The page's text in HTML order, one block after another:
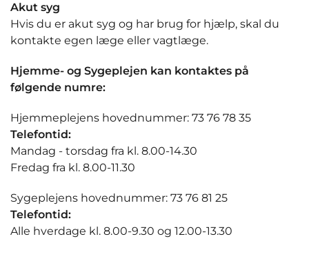
Akut syg
Hvis du er akut syg og har brug for hjælp, skal du
kontakte egen læge eller vagtlæge.
Hjemme- og Sygeplejen kan kontaktes på
følgende numre:
Hjemmeplejens hovednummer: 73 76 78 35
Telefontid:
Mandag - torsdag fra kl. 8.00-14.30
Fredag fra kl. 8.00-11.30
Sygeplejens hovednummer: 73 76 81 25
Telefontid:
Alle hverdage kl. 8.00-9.30 og 12.00-13.30